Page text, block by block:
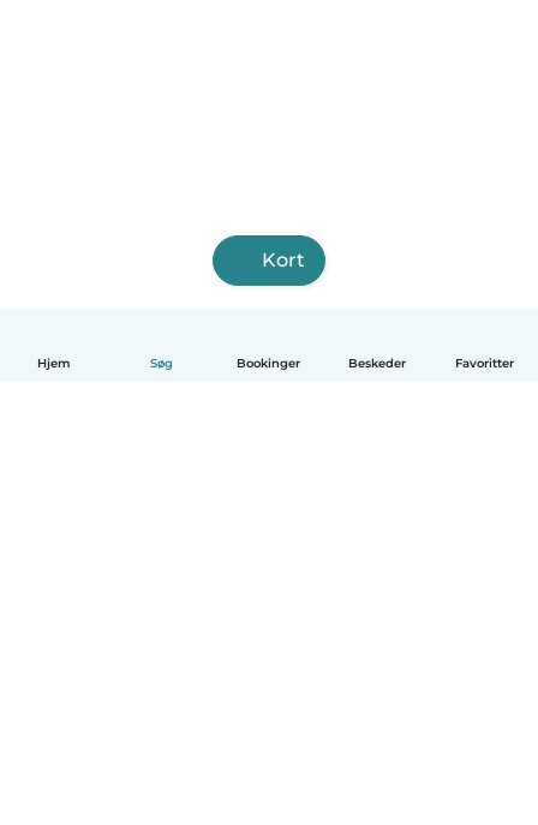
Hjem Søg Bookinger Beskeder Favoritter
Kort